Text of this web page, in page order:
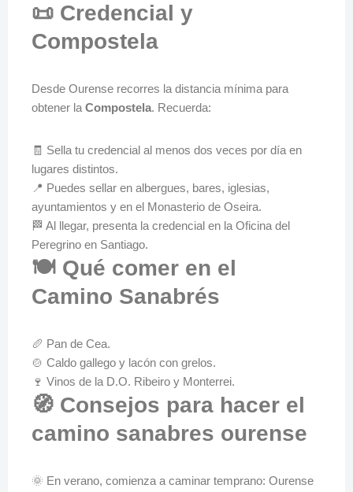
📜 Credencial y
Compostela
Desde Ourense recorres la distancia mínima para
obtener la Compostela. Recuerda:
🧾 Sella tu credencial al menos dos veces por día en
lugares distintos.
📍 Puedes sellar en albergues, bares, iglesias,
ayuntamientos y en el Monasterio de Oseira.
🏁 Al llegar, presenta la credencial en la Oficina del
Peregrino en Santiago.
🍽️ Qué comer en el
Camino Sanabrés
🥖 Pan de Cea.
🍲 Caldo gallego y lacón con grelos.
🍷 Vinos de la D.O. Ribeiro y Monterrei.
🧭 Consejos para hacer el
camino sanabres ourense
🌞 En verano, comienza a caminar temprano: Ourense